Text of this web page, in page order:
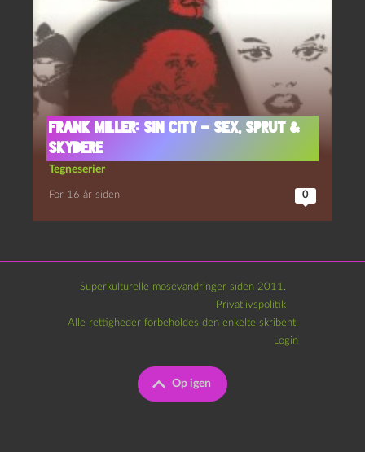
Frank Miller: Sin City – Sex, Sprut &
Skydere
Tegneserier
For 16 år siden 0
Superkulturelle mosevandringer siden 2011.
Privatlivspolitik
Op igen
Alle rettigheder forbeholdes den enkelte skribent.
Login